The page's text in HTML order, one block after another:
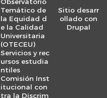
Temático de
la Equidad d
e la Calidad
Universitaria
(OTECEU)
Servicios y rec
ursos estudia
ntiles
Comisión Inst
itucional con
tra la Discrim
Sitio desarr
ollado con
Drupal